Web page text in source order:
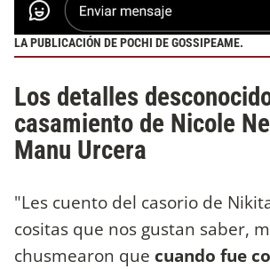
LA PUBLICACIÓN DE POCHI DE GOSSIPEAME.
Los detalles
casamiento de Nicole
Manu Urcera
"Les cuento del casorio de
cositas que nos gustan saber,
chusmearon que cuando fue